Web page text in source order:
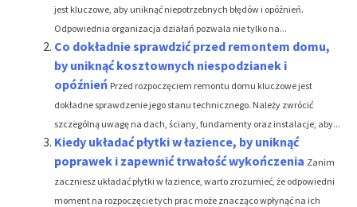
jest kluczowe, aby uniknąć niepotrzebnych błędów i opóźnień.
Odpowiednia organizacja działań pozwala nie tylko na...
Co dokładnie sprawdzić przed remontem domu,
by uniknąć kosztownych niespodzianek i
opóźnień Przed rozpoczęciem remontu domu kluczowe jest
dokładne sprawdzenie jego stanu technicznego. Należy zwrócić
szczególną uwagę na dach, ściany, fundamenty oraz instalacje, aby...
Kiedy układać płytki w łazience, by uniknąć
poprawek i zapewnić trwałość wykończenia Zanim
zaczniesz układać płytki w łazience, warto zrozumieć, że odpowiedni
moment na rozpoczęcie tych prac może znacząco wpłynąć na ich